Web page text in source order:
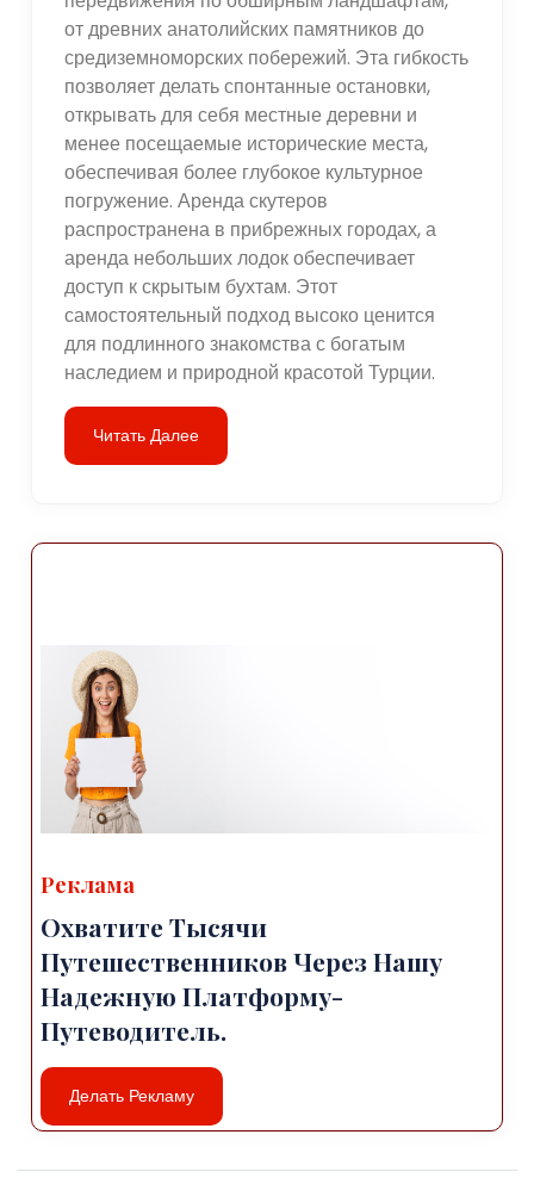
от древних анатолийских памятников до
средиземноморских побережий. Эта гибкость
позволяет делать спонтанные остановки,
открывать для себя местные деревни и
менее посещаемые исторические места,
обеспечивая более глубокое культурное
погружение. Аренда скутеров
распространена в прибрежных городах, а
аренда небольших лодок обеспечивает
доступ к скрытым бухтам. Этот
самостоятельный подход высоко ценится
для подлинного знакомства с богатым
наследием и природной красотой Турции.
Читать Далее
Реклама
Охватите Тысячи
Путешественников Через Нашу
Надежную Платформу-
Путеводитель.
Делать Рекламу